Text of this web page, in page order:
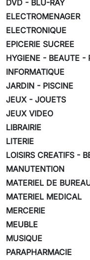
DVD - BLU-RAY
ELECTROMENAGER
ELECTRONIQUE
EPICERIE SUCREE
HYGIENE - BEAUTE -
INFORMATIQUE
JARDIN - PISCINE
JEUX - JOUETS
JEUX VIDEO
LIBRAIRIE
LITERIE
LOISIRS CREATIFS -
MANUTENTION
MATERIEL DE
MATERIEL MEDICAL
MERCERIE
MEUBLE
MUSIQUE
PARAPHARMACIE